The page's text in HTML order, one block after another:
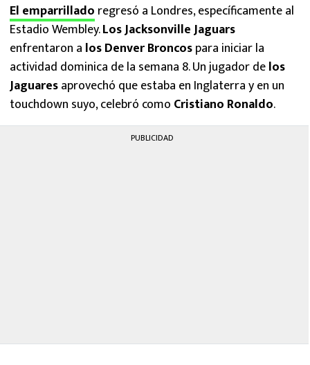
El emparrillado regresó a Londres, específicamente al
Estadio Wembley.Los Jacksonville Jaguars
enfrentaron a los Denver Broncospara iniciar la
actividad dominica de la semana 8. Un jugador delos
Jaguaresaprovechó que estaba en Inglaterra y en un
touchdown suyo, celebró como Cristiano Ronaldo.
PUBLICIDAD